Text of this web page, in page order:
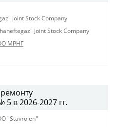
Joint Stock Company
Joint Stock Company
МРНГ
5 в 2026-2027 гг.
"Stavrolen"